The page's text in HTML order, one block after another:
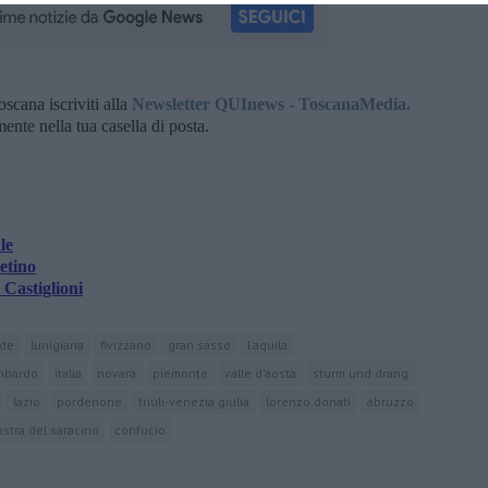
iscriviti alla Newsletter QUInews - ToscanaMedia.
nella tua casella di posta.
Castiglioni
lunigiana fivizzano gran sasso
l'aquila
italia novara piemonte valle d'aosta
sturm und drang
lazio
pordenone friuli-venezia giulia lorenzo donati
abruzzo
del saracino
confucio